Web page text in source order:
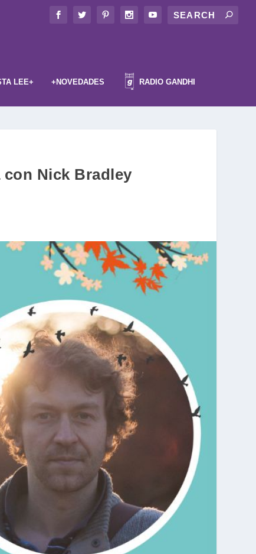
LEE+ +NOVEDADES RADIO GANDHI
Nick Bradley